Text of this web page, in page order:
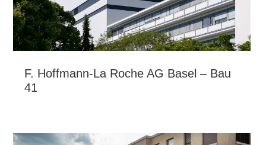
F. Hoffmann-La Roche AG Basel – Bau
41